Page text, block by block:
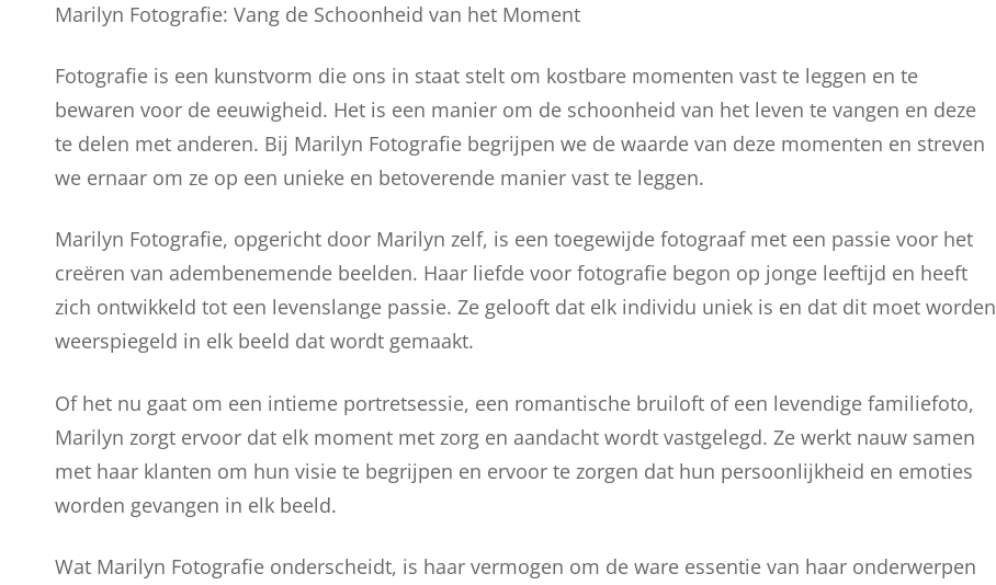
Marilyn Fotografie: Vang de Schoonheid van het Moment
Fotografie is een kunstvorm die ons in staat stelt om kostbare momenten vast te leggen en te
bewaren voor de eeuwigheid. Het is een manier om de schoonheid van het leven te vangen en deze
te delen met anderen. Bij Marilyn Fotografie begrijpen we de waarde van deze momenten en streven
we ernaar om ze op een unieke en betoverende manier vast te leggen.
Marilyn Fotografie, opgericht door Marilyn zelf, is een toegewijde fotograaf met een passie voor het
creëren van adembenemende beelden. Haar liefde voor fotografie begon op jonge leeftijd en heeft
zich ontwikkeld tot een levenslange passie. Ze gelooft dat elk individu uniek is en dat dit moet worden
weerspiegeld in elk beeld dat wordt gemaakt.
Of het nu gaat om een intieme portretsessie, een romantische bruiloft of een levendige familiefoto,
Marilyn zorgt ervoor dat elk moment met zorg en aandacht wordt vastgelegd. Ze werkt nauw samen
met haar klanten om hun visie te begrijpen en ervoor te zorgen dat hun persoonlijkheid en emoties
worden gevangen in elk beeld.
Wat Marilyn Fotografie onderscheidt, is haar vermogen om de ware essentie van haar onderwerpen